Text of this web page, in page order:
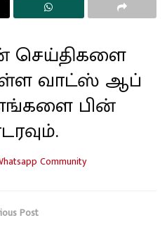
செய்திகளை
வாட்ஸ் ஆப்
பின்
Post